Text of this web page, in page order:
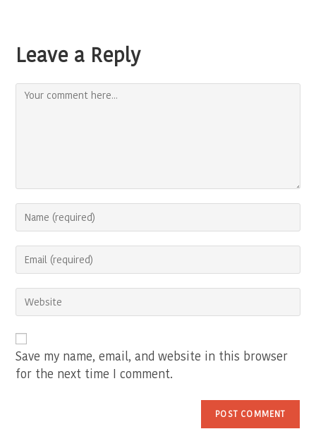
Leave a Reply
Comment
your
username
comment
your
address
your
(optional)
Save my name, email, and website in this browser
for the next time I comment.